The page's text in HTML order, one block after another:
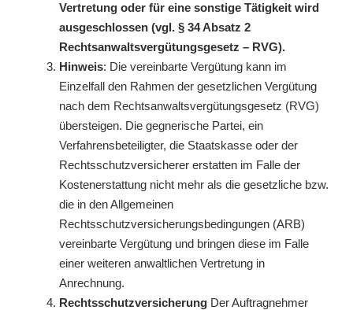
Vertretung oder für eine sonstige Tätigkeit wird
ausgeschlossen (vgl. § 34 Absatz 2
Rechtsanwaltsvergütungsgesetz – RVG).
Hinweis: Die vereinbarte Vergütung kann im
Einzelfall den Rahmen der gesetzlichen Vergütung
nach dem Rechtsanwaltsvergütungsgesetz (RVG)
übersteigen. Die gegnerische Partei, ein
Verfahrensbeteiligter, die Staatskasse oder der
Rechtsschutzversicherer erstatten im Falle der
Kostenerstattung nicht mehr als die gesetzliche bzw.
die in den Allgemeinen
Rechtsschutzversicherungsbedingungen (ARB)
vereinbarte Vergütung und bringen diese im Falle
einer weiteren anwaltlichen Vertretung in
Anrechnung.
Rechtsschutzversicherung Der Auftragnehmer